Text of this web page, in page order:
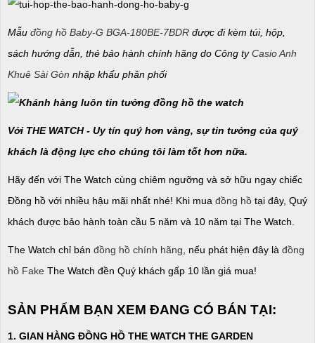
Mẫu đồng hồ Baby-G BGA-180BE-7BDR được đi kèm túi, hộp,
sách hướng dẫn, thẻ bảo hành chính hãng do Công tyCasio Anh
Khuê Sài Gòn nhập khẩu phân phối
Với THE WATCH - Uy tín quý hơn vàng, sự tin tưởng của quý
khách là động lực cho chúng tôi làm tốt hơn nữa.
Hãy đến với The Watch cùng chiêm ngưỡng và sở hữu ngay chiếc
Đồng hồ với nhiều hậu mãi nhất nhé! Khi mua đồng hồ tại đây, Quý
khách được bảo hành toàn cầu 5 năm và 10 năm tại The Watch.
The Watch chỉ bán đồng hồ chính hãng , nếu phát hiện đây là đồng
hồ Fake The Watch đền Quý khách gấp 10 lần giá mua!
SẢN PHẨM BẠN XEM ĐANG CÓ BÁN TẠI:
1. GIAN HÀNG ĐỒNG HỒ THE WATCH THE GARDEN